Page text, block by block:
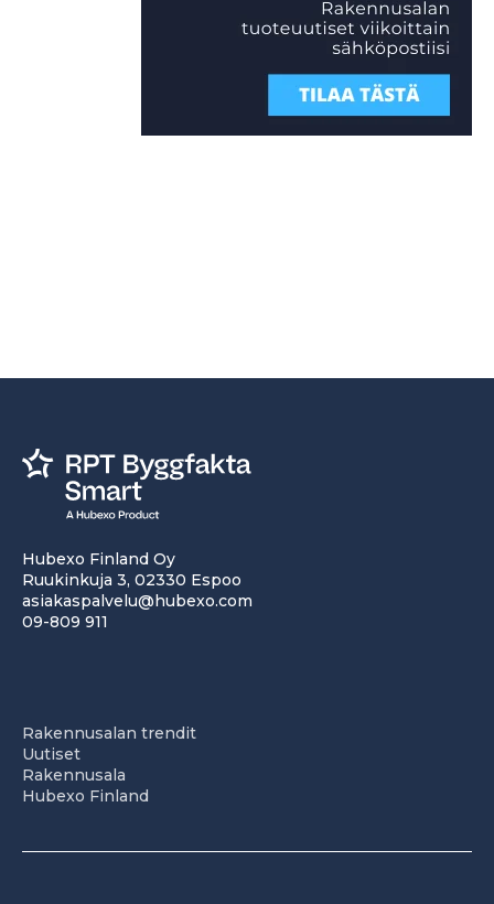
Hubexo Finland Oy
Ruukinkuja 3, 02330 Espoo
asiakaspalvelu@hubexo.com
09-809 911
Rakennusalan trendit
Uutiset
Rakennusala
Hubexo Finland